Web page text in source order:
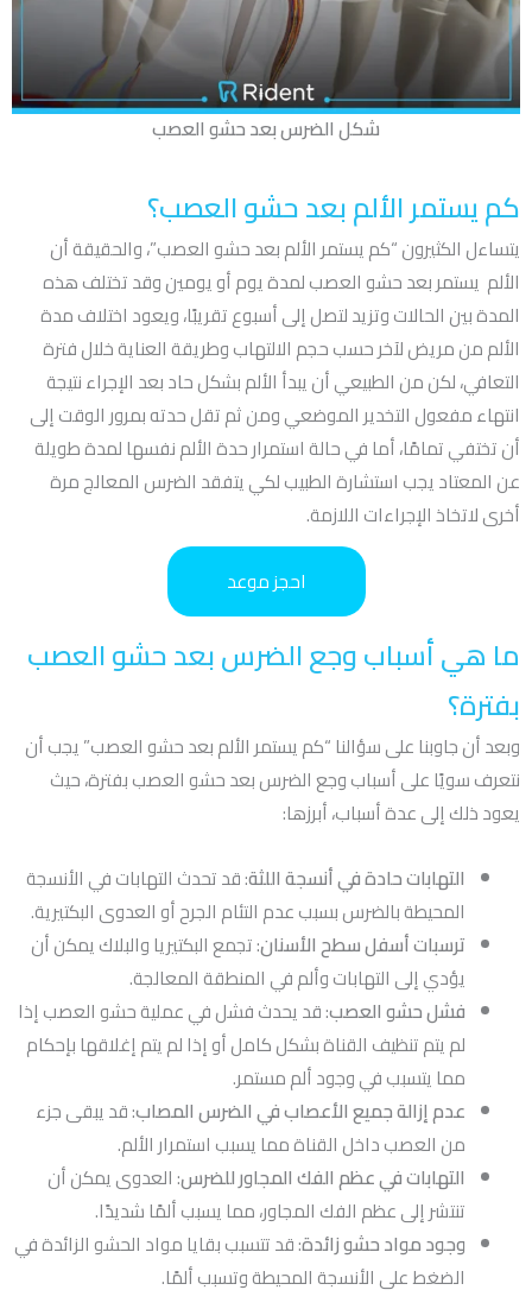
شكل الضرس بعد حشو العصب
كم يستمر الألم بعد حشو العصب؟
يتساءل الكثيرون “كم يستمر الألم بعد حشو العصب”، والحقيقة أن
الألم يستمر بعد حشو العصب لمدة يوم أو يومين وقد تختلف هذه
المدة بين الحالات وتزيد لتصل إلى أسبوع تقريبًا، ويعود اختلاف مدة
الألم من مريض لآخر حسب حجم الالتهاب وطريقة العناية خلال فترة
التعافي، لكن من الطبيعي أن يبدأ الألم بشكل حاد بعد الإجراء نتيجة
انتهاء مفعول التخدير الموضعي ومن ثم تقل حدته بمرور الوقت إلى
أن تختفي تمامًا، أما في حالة استمرار حدة الألم نفسها لمدة طويلة
عن المعتاد يجب استشارة الطبيب لكي يتفقد الضرس المعالج مرة
أخرى لاتخاذ الإجراءات اللازمة.
احجز موعد
ما هي أسباب وجع الضرس بعد حشو العصب
بفترة؟
وبعد أن جاوبنا على سؤالنا “كم يستمر الألم بعد حشو العصب” يجب أن
نتعرف سويًا على أسباب وجع الضرس بعد حشو العصب بفترة، حيث
يعود ذلك إلى عدة أسباب، أبرزها:
التهابات حادة في أنسجة اللثة: قد تحدث التهابات في الأنسجة
المحيطة بالضرس بسبب عدم التئام الجرح أو العدوى البكتيرية.
ترسبات أسفل سطح الأسنان: تجمع البكتيريا والبلاك يمكن أن
يؤدي إلى التهابات وألم في المنطقة المعالجة.
فشل حشو العصب: قد يحدث فشل في عملية حشو العصب إذا
لم يتم تنظيف القناة بشكل كامل أو إذا لم يتم إغلاقها بإحكام
مما يتسبب في وجود ألم مستمر.
عدم إزالة جميع الأعصاب في الضرس المصاب: قد يبقى جزء
من العصب داخل القناة مما يسبب استمرار الألم.
التهابات في عظم الفك المجاور للضرس: العدوى يمكن أن
تنتشر إلى عظم الفك المجاور، مما يسبب ألمًا شديدًا.
وجود مواد حشو زائدة: قد تتسبب بقايا مواد الحشو الزائدة في
الضغط على الأنسجة المحيطة وتسبب ألمًا.